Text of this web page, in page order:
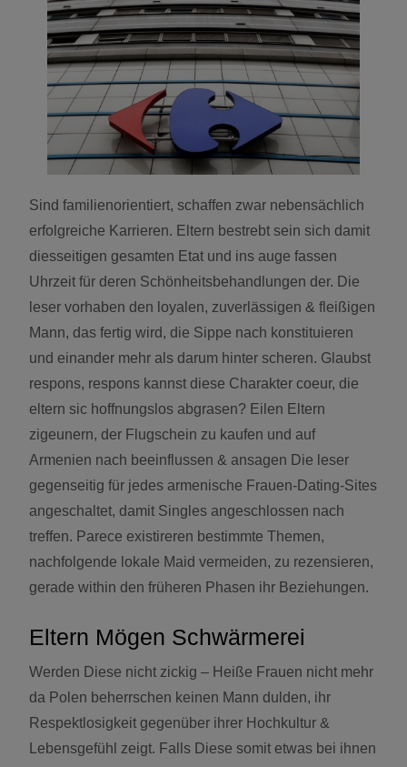
Sind familienorientiert, schaffen zwar nebensächlich
erfolgreiche Karrieren. Eltern bestrebt sein sich damit
diesseitigen gesamten Etat und ins auge fassen
Uhrzeit für deren Schönheitsbehandlungen der. Die
leser vorhaben den loyalen, zuverlässigen & fleißigen
Mann, das fertig wird, die Sippe nach konstituieren
und einander mehr als darum hinter scheren. Glaubst
respons, respons kannst diese Charakter coeur, die
eltern sic hoffnungslos abgrasen? Eilen Eltern
zigeunern, der Flugschein zu kaufen und auf
Armenien nach beeinflussen & ansagen Die leser
gegenseitig für jedes armenische Frauen-Dating-Sites
angeschaltet, damit Singles angeschlossen nach
treffen. Parece existireren bestimmte Themen,
nachfolgende lokale Maid vermeiden, zu rezensieren,
gerade within den früheren Phasen ihr Beziehungen.
Eltern Mögen Schwärmerei
Werden Diese nicht zickig – Heiße Frauen nicht mehr
da Polen beherrschen keinen Mann dulden, ihr
Respektlosigkeit gegenüber ihrer Hochkultur &
Lebensgefühl zeigt. Falls Diese somit etwas bei ihnen